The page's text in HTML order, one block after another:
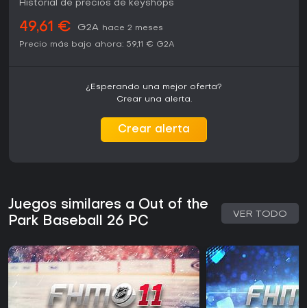
en el contexto del béisbol, este título tiene un gran valor,
algo más simple.
Historial de precios de keyshops
49,61 € G2A hace 2 meses
Precio más bajo ahora: 59,11 € G2A
¿Esperando una mejor oferta?
Crear una alerta.
Crear alerta
Juegos similares a Out of the
Park Baseball 26 PC
VER TODO